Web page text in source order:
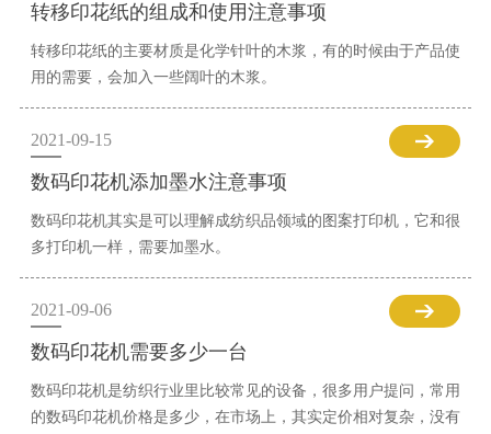
转移印花纸的组成和使用注意事项
转移印花纸的主要材质是化学针叶的木浆，有的时候由于产品使
用的需要，会加入一些阔叶的木浆。
2021-09-15
数码印花机添加墨水注意事项
数码印花机其实是可以理解成纺织品领域的图案打印机，它和很
多打印机一样，需要加墨水。
2021-09-06
数码印花机需要多少一台
数码印花机是纺织行业里比较常见的设备，很多用户提问，常用
的数码印花机价格是多少，在市场上，其实定价相对复杂，没有